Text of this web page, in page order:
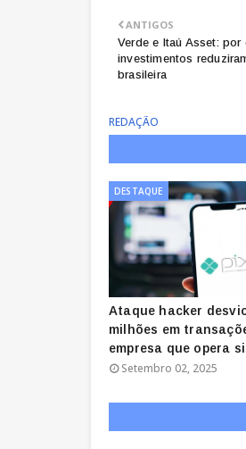
ANTIGOS
Verde e Itaú Asset:
investimentos
brasileira
REDAÇÃO
DESTAQUE
Ataque hacker
milhões em
empresa que opera
Setembro 02, 2025